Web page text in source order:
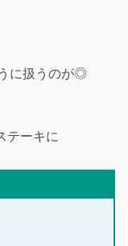
に扱うのが◎
テーキに